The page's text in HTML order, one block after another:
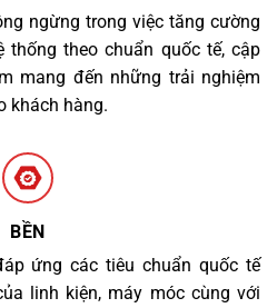
ngừng trong việc tăng cường
thống theo chuẩn quốc tế, cập
mang đến những trải nghiệm
khách hàng.
BỀN
ứng các tiêu chuẩn quốc tế
linh kiện, máy móc cùng với